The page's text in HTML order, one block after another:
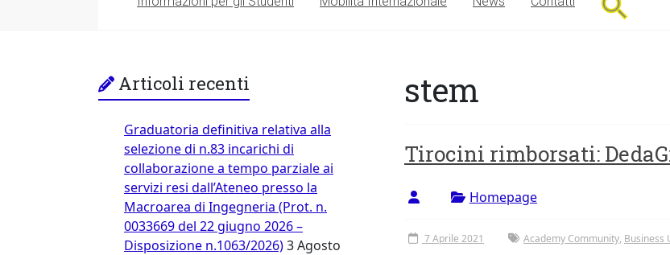
Tor
Vergata
stem
Tirocini rimborsati:
Homepage
7 Aprile 2021 Academy Community, Business
Articoli recenti
Graduatoria definitiva relativa alla
selezione di n.83 incarichi di
collaborazione a tempo parziale ai
servizi resi dall’Ateneo presso la
Macroarea di Ingegneria (Prot. n.
0033669 del 22 giugno 2026 –
Disposizione n.1063/2026)3 Agosto